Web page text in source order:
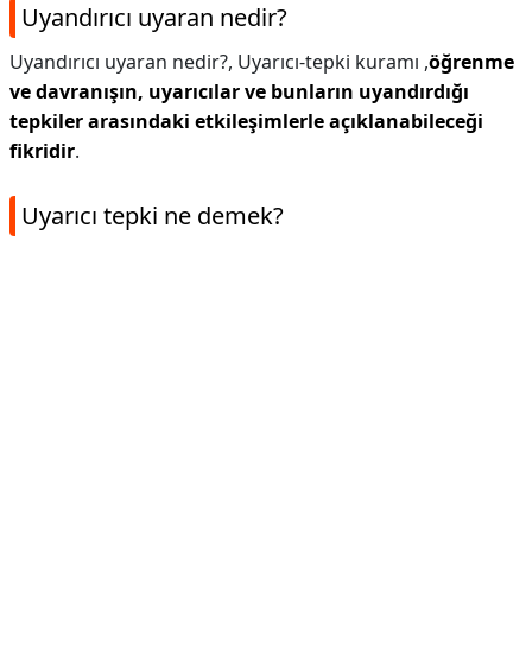
Uyandırıcı uyaran nedir?
Uyandırıcı uyaran nedir?, Uyarıcı-tepki kuramı ,öğrenme
ve davranışın, uyarıcılar ve bunların uyandırdığı
tepkiler arasındaki etkileşimlerle açıklanabileceği
fikridir.
Uyarıcı tepki ne demek?